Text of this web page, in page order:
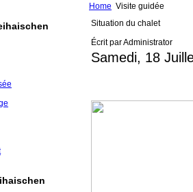
Home Visite guidée
Situation du chalet
Écrit par Administrator
Samedi, 18